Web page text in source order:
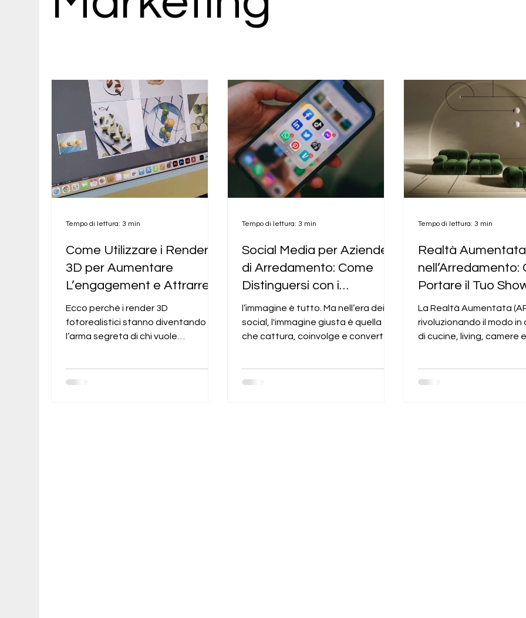
Come Utilizzare i Render
3D per Aumentare
L’engagement e Attrarre
Clienti sui Social Media?
Scoprilo Subito.
Ecco perché i render 3D
fotorealistici stanno diventando
l’arma segreta di chi vuole
in clienti reali.
Tempo di lettura: 3 min
Social Media per Aziende
di Arredamento: Come
Distinguersi con i
Contenuti 3D
l’immagine è tutto. Ma nell’era dei
social, l'immagine giusta è quella
che cattura, coinvolge e converte. Il
Tempo di lettura: 3 min
Realtà Aumentata
nell’Arredamento:
Portare il Tuo
Casa del Cliente
La Realtà Aumentata
rivoluzionando il modo in
di cucine, living, camere e
Tempo di lettura: 3 min